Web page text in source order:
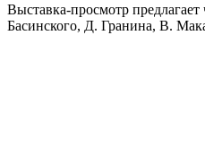
Выставка-просмотр
Басинского, Д. Гранина, В.